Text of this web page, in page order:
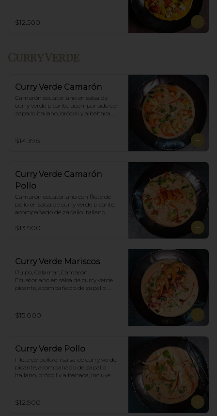
$12.500
Curry Verde
Curry Verde Camarón
Camarón ecuatoriano en salsa de
curry verde picante, acompañado de
zapallo italiano, brócoli y albahaca,
$14.398
Curry Verde Camarón
Pollo
Camarón ecuatoriano con filete de
pollo en salsa de curry verde picante,
acompañado de zapallo italiano,
arroz blanco.
$13.900
Curry Verde Mariscos
Pulpo, Calamar, Camarón
Ecuatoriano en salsa de curry verde
picante, acompañado de zapallo
$15.000
Curry Verde Pollo
Filete de pollo en salsa de curry verde
picante, acompañado de zapallo
italiano, brócoli y albahaca, incluye
$12.900